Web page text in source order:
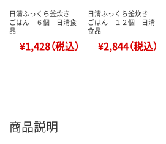
日清ふっくら釜炊き
ごはん ６個 日清食
品
¥1,428（税込）
日清ふっくら釜炊き
ごはん １２個 日清
食品
¥2,844（税込）
商品説明